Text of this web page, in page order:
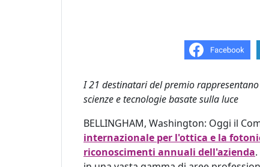
I 21 destinatari del premio
scienze e tecnologie basate sulla luce
BELLINGHAM, Washington: Oggi il
internazionale per l'ottica e la
riconoscimenti annuali dell'azienda